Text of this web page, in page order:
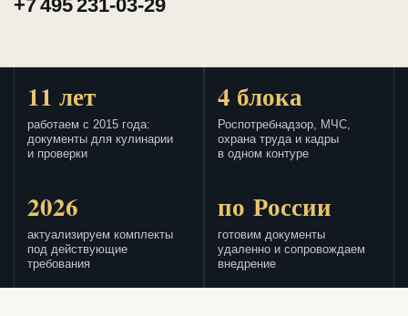
+7 495 231-03-29
11 лет
работаем с 2015 года:
документы для кулинарии
и проверки
4 блока
Роспотребнадзор, МЧС,
охрана труда и кадры
в одном контуре
2026
актуализируем комплекты
под действующие
требования
по России
готовим документы
удаленно и сопровождаем
внедрение